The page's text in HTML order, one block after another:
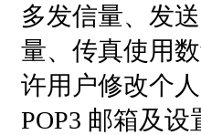
多发信量、发
量、传真使用
许用户修改个
POP3 邮箱及